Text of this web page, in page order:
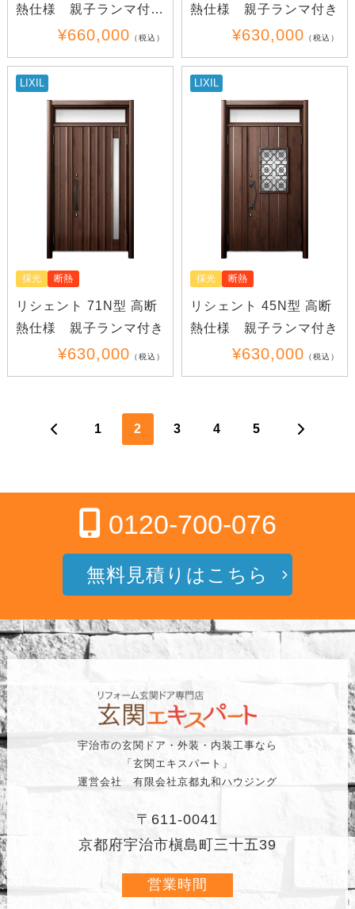
熱仕様 親子ランマ付き
(木目)(アルミ)
¥660,000 （税込）
熱仕様 親子ランマ付き
¥630,000 （税込）
LIXIL
採光 断熱
リシェント 71N型 高断
熱仕様 親子ランマ付き
¥630,000 （税込）
LIXIL
採光 断熱
リシェント 45N型 高断
熱仕様 親子ランマ付き
¥630,000 （税込）
1 2 3 4 5
0120-700-076
無料見積りはこちら
宇治市の玄関ドア・外装・内装工事なら
「玄関エキスパート」
運営会社 有限会社京都丸和ハウジング
〒611-0041
京都府宇治市槇島町三十五39
営業時間